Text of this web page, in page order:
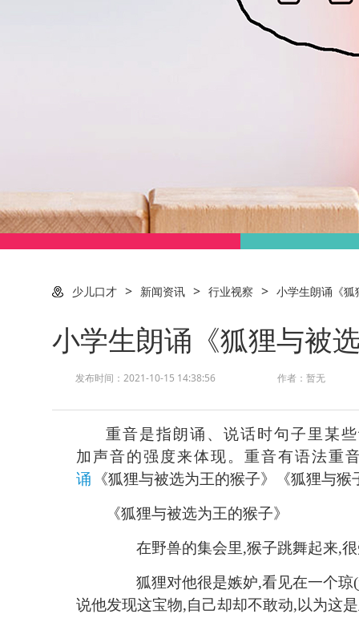
少儿口才 > 新闻资讯 > 行业视察 > 小学生朗诵《
小学生朗诵《狐狸与被
发布时间：2021-10-15 14:38:56 作者：暂无
重音是指朗诵、说话时句子里某
加声音的强度来体现。重音有语法重
诵
《狐狸与被选为王的猴子》 《狐狸与猴
《狐狸与被选为王的猴子》
在野兽的集会里,猴子跳舞起来,
狐狸对他很是嫉妒,看见在一个琼
说他发现这宝物,自己却却不敢动,以为这